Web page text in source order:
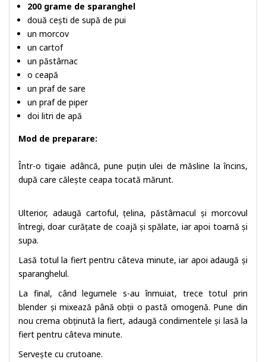
200 grame de sparanghel
două cești de supă de pui
un morcov
un cartof
un păstârnac
o ceapă
un praf de sare
un praf de piper
doi litri de apă
Mod de preparare:
Într-o tigaie adâncă, pune puțin ulei de măsline la încins,
după care călește ceapa tocată mărunt.
Ulterior, adaugă cartoful, țelina, păstârnacul și morcovul
întregi, doar curățate de coajă și spălate, iar apoi toarnă și
supa.
Lasă totul la fiert pentru câteva minute, iar apoi adaugă și
sparanghelul.
La final, când legumele s-au înmuiat, trece totul prin
blender și mixează până obții o pastă omogenă. Pune din
nou crema obținută la fiert, adaugă condimentele și lasă la
fiert pentru câteva minute.
Servește cu crutoane.